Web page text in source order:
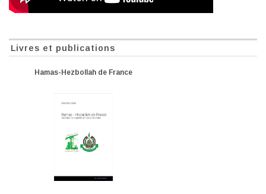
Livres et publications
Hamas-Hezbollah de France